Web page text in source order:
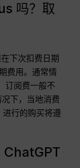
吗？取
下次扣费日期
费用。通常情
订阅费一般不
下，当地消费
行的购买将遵
ChatGPT